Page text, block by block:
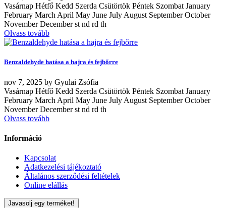
Vasárnap Hétfő Kedd Szerda Csütörtök Péntek Szombat January
February March April May June July August September October
November December st nd rd th
Olvass tovább
Benzaldehyde hatása a hajra és fejbőrre
nov 7, 2025 by Gyulai Zsófia
Vasárnap Hétfő Kedd Szerda Csütörtök Péntek Szombat January
February March April May June July August September October
November December st nd rd th
Olvass tovább
Információ
Kapcsolat
Adatkezelési tájékoztató
Általános szerződési feltételek
Online elállás
Javasolj egy terméket!